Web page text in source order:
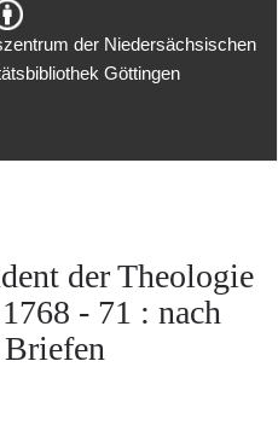
der Niedersächsischen
Göttingen
der Theologie
- 71 : nach